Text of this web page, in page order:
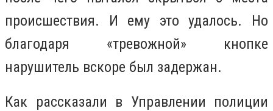
происшествия. И ему это удалось. Но
благодаря «тревожной» кнопке
нарушитель вскоре был задержан.
Как рассказали в Управлении полиции